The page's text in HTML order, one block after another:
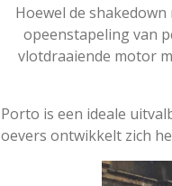
Hoewel de
opeenstapeling van
vlotdraaiende motor
Porto is een ideale
oevers ontwikkelt zich